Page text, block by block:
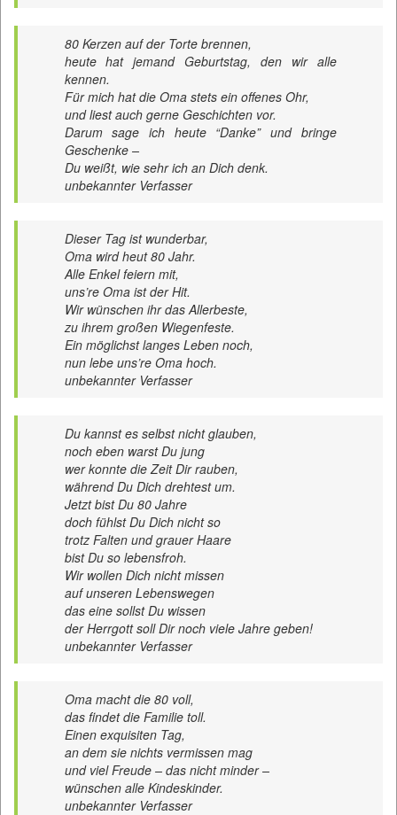
80 Kerzen auf der Torte brennen,
heute hat jemand Geburtstag, den wir alle
kennen.
Für mich hat die Oma stets ein offenes Ohr,
und liest auch gerne Geschichten vor.
Darum sage ich heute “Danke” und bringe
Geschenke –
Du weißt, wie sehr ich an Dich denk.
unbekannter Verfasser
Dieser Tag ist wunderbar,
Oma wird heut 80 Jahr.
Alle Enkel feiern mit,
uns’re Oma ist der Hit.
Wir wünschen ihr das Allerbeste,
zu ihrem großen Wiegenfeste.
Ein möglichst langes Leben noch,
nun lebe uns’re Oma hoch.
unbekannter Verfasser
Du kannst es selbst nicht glauben,
noch eben warst Du jung
wer konnte die Zeit Dir rauben,
während Du Dich drehtest um.
Jetzt bist Du 80 Jahre
doch fühlst Du Dich nicht so
trotz Falten und grauer Haare
bist Du so lebensfroh.
Wir wollen Dich nicht missen
auf unseren Lebenswegen
das eine sollst Du wissen
der Herrgott soll Dir noch viele Jahre geben!
unbekannter Verfasser
Oma macht die 80 voll,
das findet die Familie toll.
Einen exquisiten Tag,
an dem sie nichts vermissen mag
und viel Freude – das nicht minder –
wünschen alle Kindeskinder.
unbekannter Verfasser